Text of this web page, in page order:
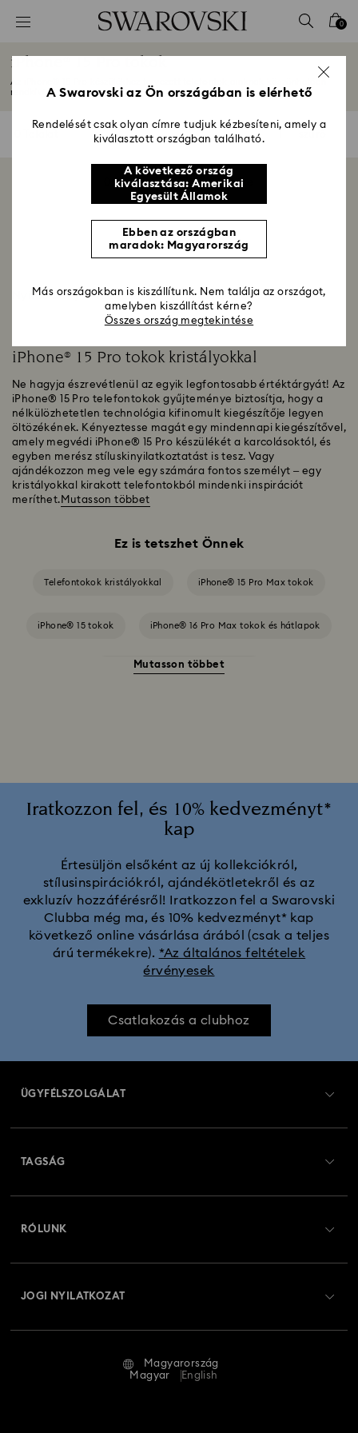
Hozzáférési-kulcs lista
2 - Lábléc
3 – Szűrés
4 - keresési találat
0
iPhone® 15 Pro tokok
Az iPhone® 15 Pro készülékhez tervezett telefontokjainknak köszönhetően
rendkívül...Mutasson többet
0 termékből 0 megjelenítése
Nyitóoldal Kiegészítők Okostelefon tokok
iPhone® 15 Pro tokok kristályokkal
Ne hagyja észrevétlenül az egyik legfontosabb értéktárgyát! Az
iPhone® 15 Pro telefontokok gyűjteménye biztosítja, hogy a
nélkülözhetetlen technológia kifinomult kiegészítője legyen
öltözékének. Kényeztesse magát egy mindennapi kiegészítővel,
amely megvédi iPhone® 15 Pro készülékét a karcolásoktól, és
egyben merész stíluskinyilatkoztatást is tesz. Vagy
ajándékozzon meg vele egy számára fontos személyt – egy
kristályokkal kirakott telefontokból mindenki inspirációt
meríthet. Mutasson többet
Ez is tetszhet Önnek
Telefontokok kristályokkal iPhone® 15 Pro Max tokok
iPhone® 15 tokok iPhone® 16 Pro Max tokok és hátlapok
iPhone® 16 Pro tokok és hátlapok
Mutasson többet
Iratkozzon fel, és 10% kedvezményt*
kap
Értesüljön elsőként az új kollekciókról,
stílusinspirációkról, ajándékötletekről és az
exkluzív hozzáférésről! Iratkozzon fel a Swarovski
Clubba még ma, és 10% kedvezményt* kap
következő online vásárlása árából (csak a teljes
árú termékekre). *Az általános feltételek
érvényesek
Csatlakozás a clubhoz
ÜGYFÉLSZOLGÁLAT
Visszaküldés és csere
Javítás állapota
TAGSÁG
RÓLUNK
JOGI NYILATKOZAT
Magyarország
Magyar
English
A Swarovski az Ön országában is elérhető
Rendelését csak olyan címre tudjuk kézbesíteni, amely a
kiválasztott országban található.
A következő ország
kiválasztása: Amerikai
Egyesült Államok
Ebben az országban
maradok: Magyarország
Más országokban is kiszállítunk. Nem találja az országot,
amelyben kiszállítást kérne?
Összes ország megtekintése